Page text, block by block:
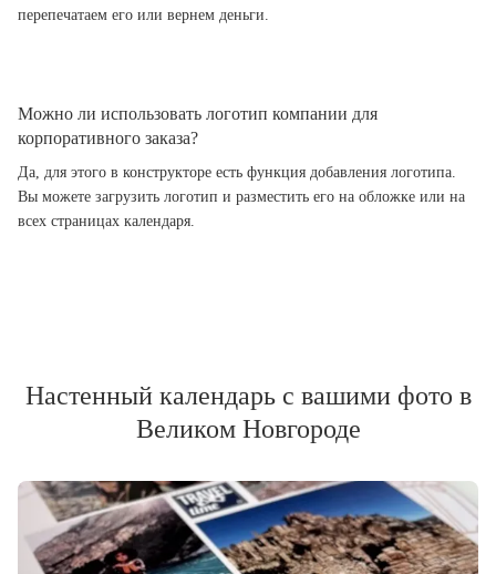
перепечатаем его или вернем деньги.
Можно ли использовать логотип компании для
корпоративного заказа?
Да, для этого в конструкторе есть функция добавления логотипа.
Вы можете загрузить логотип и разместить его на обложке или на
всех страницах календаря.
Настенный календарь с вашими фото в
Великом Новгороде